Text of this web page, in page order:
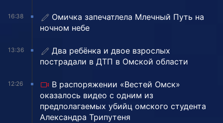
16:38
Омичка запечатлела Млечный Путь на
ночном небе
13:36
Два ребёнка и двое взрослых
пострадали в ДТП в Омской области
12:26
В распоряжении «Вестей Омск»
оказалось видео с одним из
предполагаемых убийц омского студента
Александра Трипутеня